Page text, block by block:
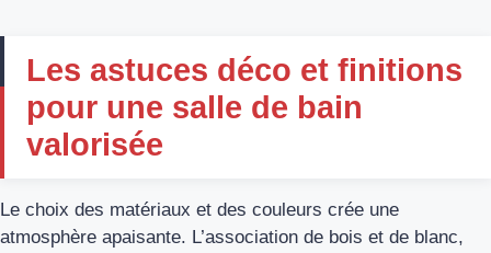
Les astuces déco et finitions
pour une salle de bain
valorisée
Le choix des matériaux et des couleurs crée une
atmosphère apaisante. L’association de bois et de blanc,